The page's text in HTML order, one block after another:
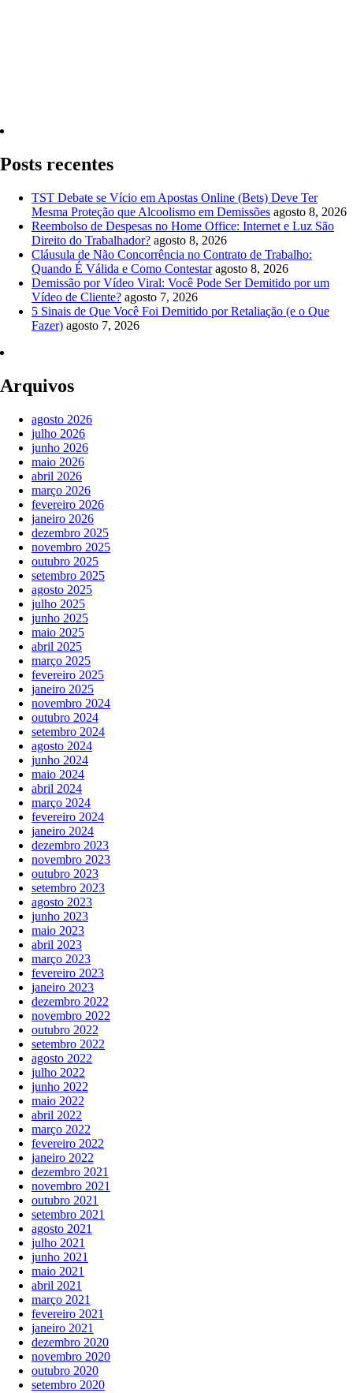
Posts recentes
TST Debate se Vício em Apostas Online (Bets) Deve Ter
Mesma Proteção que Alcoolismo em Demissões agosto 8, 2026
Reembolso de Despesas no Home Office: Internet e Luz São
Direito do Trabalhador? agosto 8, 2026
Cláusula de Não Concorrência no Contrato de Trabalho:
Quando É Válida e Como Contestar agosto 8, 2026
Demissão por Vídeo Viral: Você Pode Ser Demitido por um
Vídeo de Cliente? agosto 7, 2026
5 Sinais de Que Você Foi Demitido por Retaliação (e o Que
Fazer) agosto 7, 2026
Arquivos
agosto 2026
julho 2026
junho 2026
maio 2026
abril 2026
março 2026
fevereiro 2026
janeiro 2026
dezembro 2025
novembro 2025
outubro 2025
setembro 2025
agosto 2025
julho 2025
junho 2025
maio 2025
abril 2025
março 2025
fevereiro 2025
janeiro 2025
novembro 2024
outubro 2024
setembro 2024
agosto 2024
junho 2024
maio 2024
abril 2024
março 2024
fevereiro 2024
janeiro 2024
dezembro 2023
novembro 2023
outubro 2023
setembro 2023
agosto 2023
junho 2023
maio 2023
abril 2023
março 2023
fevereiro 2023
janeiro 2023
dezembro 2022
novembro 2022
outubro 2022
setembro 2022
agosto 2022
julho 2022
junho 2022
maio 2022
abril 2022
março 2022
fevereiro 2022
janeiro 2022
dezembro 2021
novembro 2021
outubro 2021
setembro 2021
agosto 2021
julho 2021
junho 2021
maio 2021
abril 2021
março 2021
fevereiro 2021
janeiro 2021
dezembro 2020
novembro 2020
outubro 2020
setembro 2020